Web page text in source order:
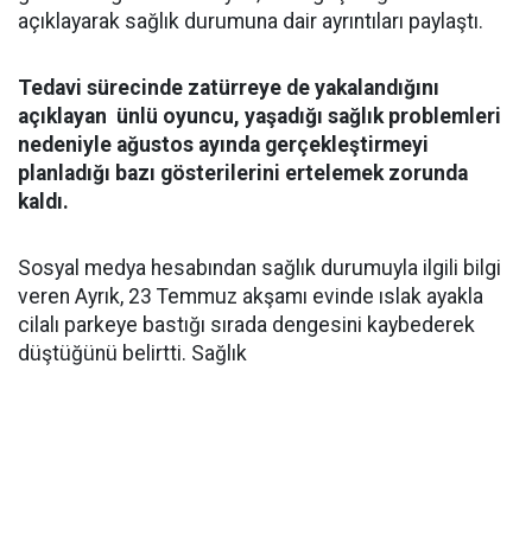
açıklayarak sağlık durumuna dair ayrıntıları paylaştı.
Tedavi sürecinde zatürreye de yakalandığını
açıklayan ünlü oyuncu, yaşadığı sağlık problemleri
nedeniyle ağustos ayında gerçekleştirmeyi
planladığı bazı gösterilerini ertelemek zorunda
kaldı.
Sosyal medya hesabından sağlık durumuyla ilgili bilgi
veren Ayrık, 23 Temmuz akşamı evinde ıslak ayakla
cilalı parkeye bastığı sırada dengesini kaybederek
düştüğünü belirtti. Sağlık